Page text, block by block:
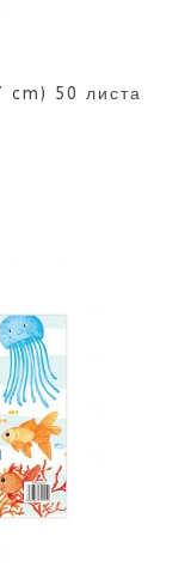
cm) 50 листа